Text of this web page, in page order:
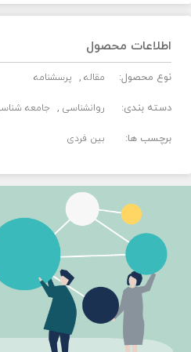
اطلاعات محصول
نوع محصول: مقاله پرسشنامه
دسته بندی: روانشناسی جامعه
برچسب ها: بین فردی